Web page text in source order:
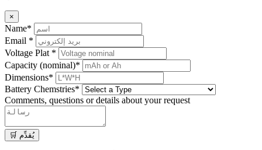
×
Name*
Email *
Voltage Plat *
Capacity (nominal)*
Dimensions*
Battery Chemstries*
Comments, questions or details about your request